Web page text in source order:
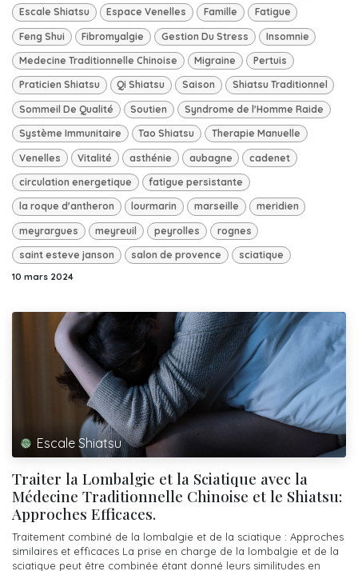
Escale Shiatsu Espace Venelles Famille Fatigue
Feng Shui Fibromyalgie Gestion Du Stress Insomnie
Medecine Traditionnelle Chinoise Migraine Pertuis
Praticien Shiatsu Qi Shiatsu Saison Shiatsu Traditionnel
Sommeil De Qualité Soutien Syndrome de l'Homme Raide
Système Immunitaire Tao Shiatsu Therapie Manuelle
Venelles Vitalité asthénie aubagne cadenet
circulation energetique fatigue persistante
la roque d'antheron lourmarin marseille meridien
meyrargues meyreuil peyrolles rognes
saint esteve janson salon de provence sciatique
10 mars 2024
Escale Shiatsu
Traiter la Lombalgie et la Sciatique avec la
Médecine Traditionnelle Chinoise et le Shiatsu:
Approches Efficaces.
Traitement combiné de la lombalgie et de la sciatique : Approches
similaires et efficaces La prise en charge de la lombalgie et de la
sciatique peut être combinée étant donné leurs similitudes en